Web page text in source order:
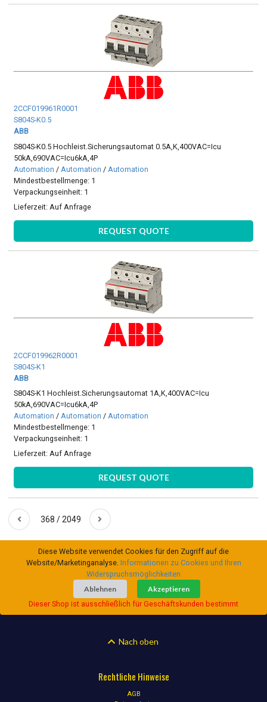
2CCF019961R0001
S804S-K0.5
ABB
S804S-K0.5 Hochleist.Sicherungsautomat 0.5A,K,400VAC=Icu
50kA,690VAC=Icu6kA,4P
Automation / Automation / Automation
Mindestbestellmenge: 1
Verpackungseinheit: 1
Lieferzeit:Auf Anfrage
REQUEST QUOTE
2CCF019962R0001
S804S-K1
ABB
S804S-K1 Hochleist.Sicherungsautomat 1A,K,400VAC=Icu
50kA,690VAC=Icu6kA,4P
Automation /Automation /Automation
Mindestbestellmenge: 1
Verpackungseinheit: 1
Lieferzeit:Auf Anfrage
REQUEST QUOTE
368 / 2049
Diese Website verwendet Cookies für den Zugriff auf die
Website/Marketinganalyse. Informationen zu Cookies und Ihren
Widerspruchsmöglichkeiten
Ablehnen
Akzeptieren
Dieser Shop ist ausschließlich für Geschäftskunden bestimmt
Nach oben
Rechtliche Hinweise
AGB